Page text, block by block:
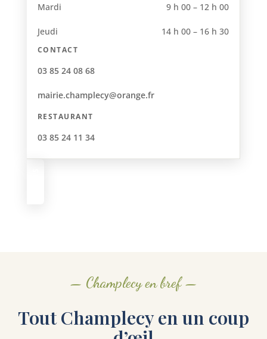
Mardi 9 h 00 – 12 h 00
Jeudi 14 h 00 – 16 h 30
CONTACT
03 85 24 08 68
mairie.champlecy@orange.fr
RESTAURANT
03 85 24 11 34
— Champlecy en bref —
Tout Champlecy en un coup